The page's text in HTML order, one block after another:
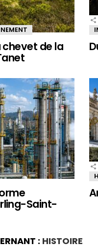
chevet de la
Saint-
: HISTOIRE